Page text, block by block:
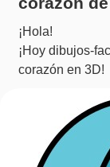
¡Hola!
¡Hoy dibujos-
corazón en 3D!